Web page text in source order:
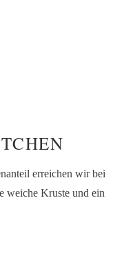
erreichen wir bei
weiche Kruste und ein